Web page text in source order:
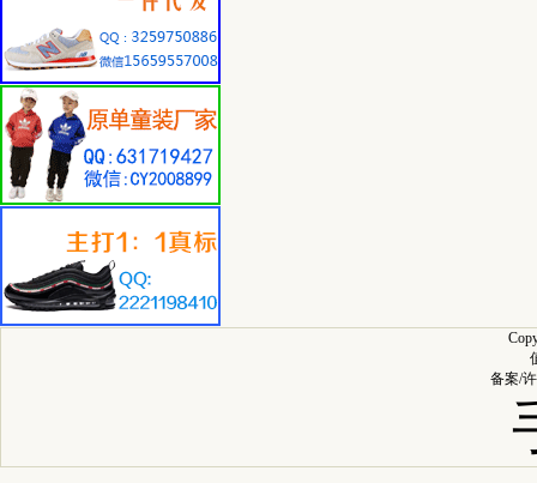
备案/